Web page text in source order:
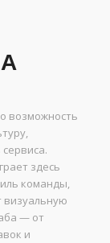
возможность
здесь
команды,
визуальную
— от
и